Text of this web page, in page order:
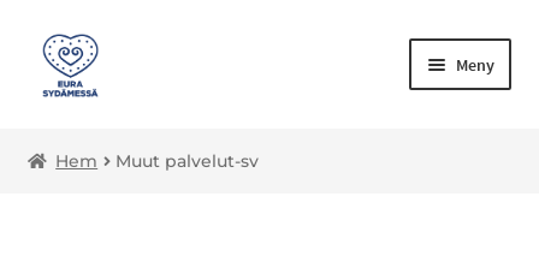
Meny
Hem Muut palvelut-sv